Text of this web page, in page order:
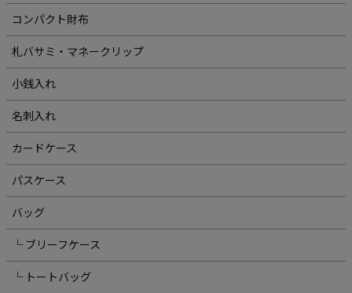
コンパクト財布
札バサミ・マネークリップ
小銭入れ
名刺入れ
カードケース
パスケース
バッグ
└ ブリーフケース
└ トートバッグ